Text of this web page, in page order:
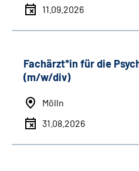
11.09.2026
Fachärzt*in für die
(m/w/div)
Mölln
31.08.2026